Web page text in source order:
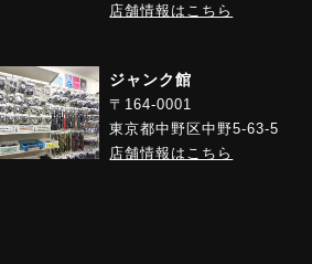
店舗情報はこちら
ジャンク館
〒164-0001
東京都中野区中野5-63-5
店舗情報はこちら